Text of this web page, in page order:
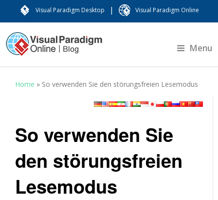
Visual Paradigm Desktop | Visual Paradigm Online
Menu
Home » So verwenden Sie den störungsfreien Lesemodus
So verwenden Sie
den störungsfreien
Lesemodus